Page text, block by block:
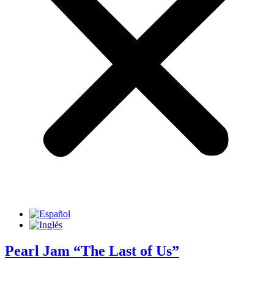
Pearl Jam “The Last of Us”